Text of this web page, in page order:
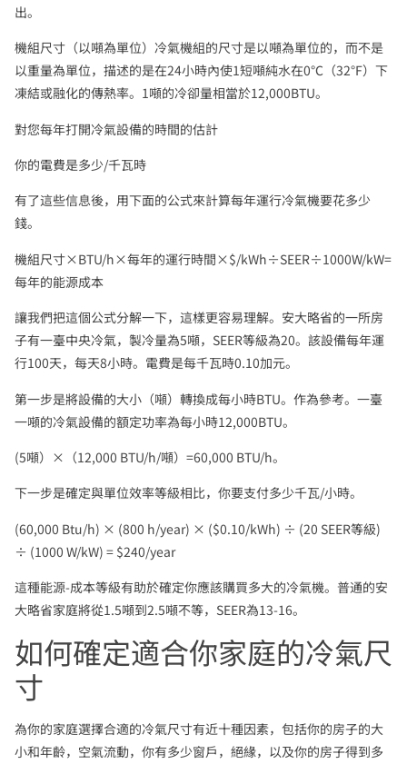
出。
機組尺寸（以噸為單位）冷氣機組的尺寸是以噸為單位的，而不是
以重量為單位，描述的是在24小時內使1短噸純水在0℃（32°F）下
凍結或融化的傳熱率。1噸的冷卻量相當於12,000BTU。
對您每年打開冷氣設備的時間的估計
你的電費是多少/千瓦時
有了這些信息後，用下面的公式來計算每年運行冷氣機要花多少
錢。
機組尺寸×BTU/h×每年的運行時間×$/kWh÷SEER÷1000W/kW=
每年的能源成本
讓我們把這個公式分解一下，這樣更容易理解。安大略省的一所房
子有一臺中央冷氣，製冷量為5噸，SEER等級為20。該設備每年運
行100天，每天8小時。電費是每千瓦時0.10加元。
第一步是將設備的大小（噸）轉換成每小時BTU。作為參考。一臺
一噸的冷氣設備的額定功率為每小時12,000BTU。
(5噸）×（12,000 BTU/h/噸）=60,000 BTU/h。
下一步是確定與單位效率等級相比，你要支付多少千瓦/小時。
(60,000 Btu/h) × (800 h/year) × ($0.10/kWh) ÷ (20 SEER等級)
÷ (1000 W/kW) = $240/year
這種能源-成本等級有助於確定你應該購買多大的冷氣機。普通的安
大略省家庭將從1.5噸到2.5噸不等，SEER為13-16。
如何確定適合你家庭的冷氣尺
寸
為你的家庭選擇合適的冷氣尺寸有近十種因素，包括你的房子的大
小和年齡，空氣流動，你有多少窗戶，絕緣，以及你的房子得到多